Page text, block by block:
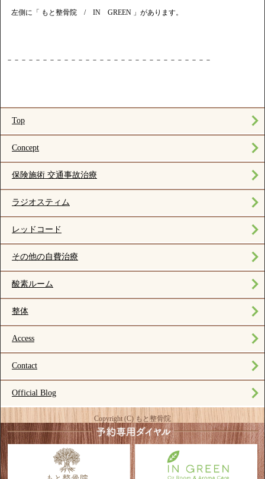
左側に「 もと整骨院 / IN GREEN 」があります。
－－－－－－－－－－－－－－－－－－－－－－－－－－－－－
Top
Concept
保険施術 交通事故治療
ラジオスティム
レッドコード
その他の自費治療
酸素ルーム
整体
Access
Contact
Official Blog
Copyright (C) もと整骨院